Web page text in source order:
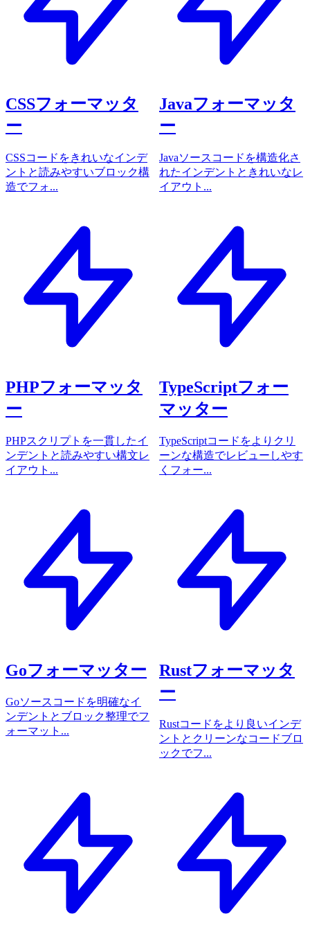
CSSフォーマッタ
ー
CSSコードをきれいなインデ
ントと読みやすいブロック構
造でフォ...
Javaフォーマッタ
ー
Javaソースコードを構造化さ
れたインデントときれいなレ
イアウト...
PHPフォーマッタ
ー
PHPスクリプトを一貫したイ
ンデントと読みやすい構文レ
イアウト...
TypeScriptフォー
マッター
TypeScriptコードをよりクリ
ーンな構造でレビューしやす
くフォー...
Goフォーマッター
Goソースコードを明確なイ
ンデントとブロック整理でフ
ォーマット...
Rustフォーマッタ
ー
Rustコードをより良いインデ
ントとクリーンなコードブロ
ックでフ...